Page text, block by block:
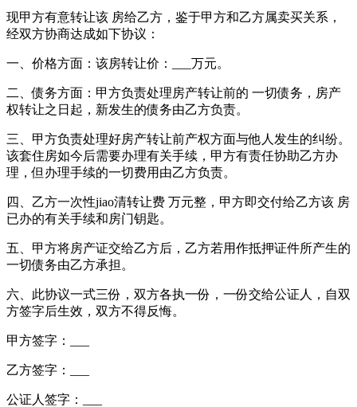
现甲方有意转让该 房给乙方，鉴于甲方和乙方属卖买关系，
经双方协商达成如下协议：
一、价格方面：该房转让价：___万元。
二、债务方面：甲方负责处理房产转让前的 一切债务，房产
权转让之日起，新发生的债务由乙方负责。
三、甲方负责处理好房产转让前产权方面与他人发生的纠纷。
该套住房如今后需要办理有关手续，甲方有责任协助乙方办
理，但办理手续的一切费用由乙方负责。
四、乙方一次性jiao清转让费 万元整，甲方即交付给乙方该 房
已办的有关手续和房门钥匙。
五、甲方将房产证交给乙方后，乙方若用作抵押证件所产生的
一切债务由乙方承担。
六、此协议一式三份，双方各执一份，一份交给公证人，自双
方签字后生效，双方不得反悔。
甲方签字：___
乙方签字：___
公证人签字：___